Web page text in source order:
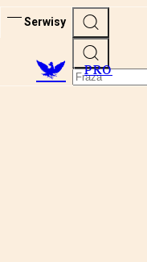
Serwisy
PRO